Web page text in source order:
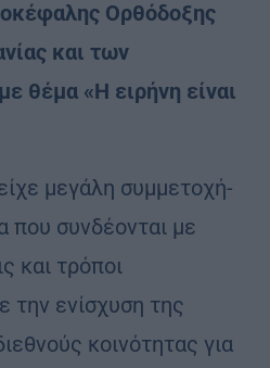
Ορθόδοξης
και των
θέμα «Η ειρήνη είναι
μεγάλη συμμετοχή-
που συνδέονται με
και τρόποι
την ενίσχυση της
κοινότητας για